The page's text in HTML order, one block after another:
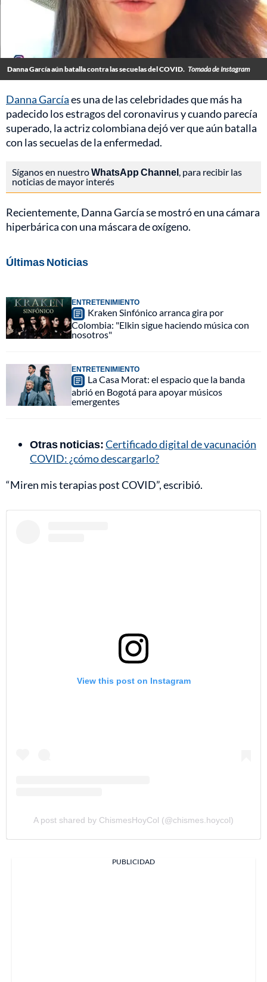
Danna García aún batalla contra las secuelas del COVID. Tomada de Instagram
Danna Garcíaes una de las celebridades que más ha
padecido los estragos del coronavirus y cuando parecía
superado, la actriz colombiana dejó ver que aún batalla
con las secuelas de la enfermedad.
Síganos en nuestroWhatsApp Channel, para recibir las
noticias de mayor interés
Recientemente, Danna García se mostró en una cámara
hiperbárica con una máscara de oxígeno.
Últimas Noticias
ENTRETENIMIENTO
Kraken Sinfónico arranca gira por
Colombia: "Elkin sigue haciendo música con
nosotros"
ENTRETENIMIENTO
La Casa Morat: el espacio que la banda
abrió en Bogotá para apoyar músicos
emergentes
Otras noticias:Certificado digital de vacunación
COVID: ¿cómo descargarlo?
“Miren mis terapias post COVID”, escribió.
View this post on Instagram
A post shared by ChismesHoyCol (@chismes.hoycol)
PUBLICIDAD